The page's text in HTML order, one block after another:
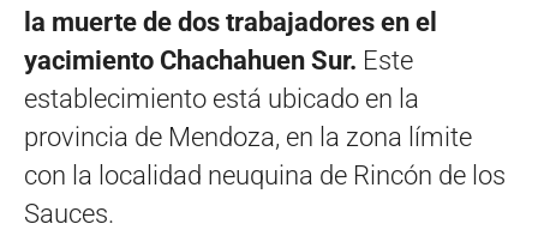
la muerte de dos trabajadores en el
yacimiento Chachahuen Sur. Este
establecimiento está ubicado en la
provincia de Mendoza, en la zona límite
con la localidad neuquina de Rincón de los
Sauces.